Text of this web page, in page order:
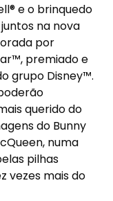
e o brinquedo
na nova
por
premiado e
grupo Disney™.
querido do
do Bunny
numa
pilhas
vezes mais do